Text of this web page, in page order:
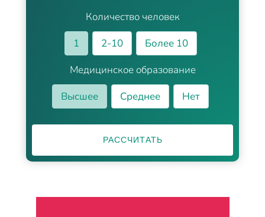
Количество человек
1
2-10
Более 10
Медицинское образование
Высшее
Среднее Нет
РАССЧИТАТЬ